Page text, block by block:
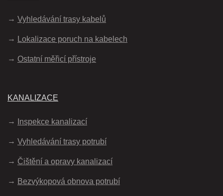
Vyhledávání trasy kabelů
Lokalizace poruch na kabelech
Ostatní měřicí přístroje
KANALIZACE
Inspekce kanalizací
Vyhledávání trasy potrubí
Čištění a opravy kanalizací
Bezvýkopová obnova potrubí